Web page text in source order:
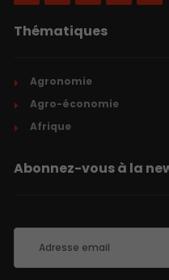
Thématiques
Agronomie
Agro-économie
Afrique
Abonnez-vous à la